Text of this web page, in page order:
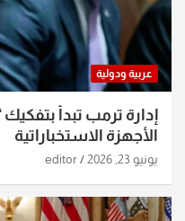
عربية ودولية
إدارة ترمب تبدأ
الأجهزة الاستخباراتية
يونيو 23, 2026 editor